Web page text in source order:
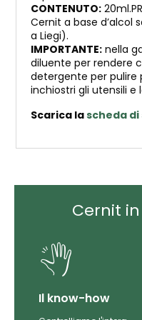
CONTENUTO:
Cernit a base d’alcol
a Liegi).
IMPORTANTE: nella
diluente per rendere
detergente per
inchiostri gli utensili e
Scarica lascheda
Cernit
Il know-how